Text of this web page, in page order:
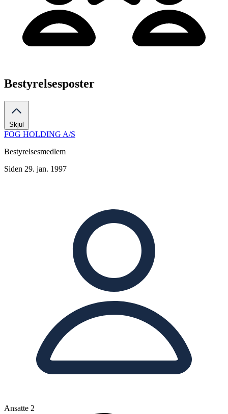
Bestyrelsesposter
Skjul
FOG HOLDING A/S
Bestyrelsesmedlem
Siden 29. jan. 1997
Ansatte 2